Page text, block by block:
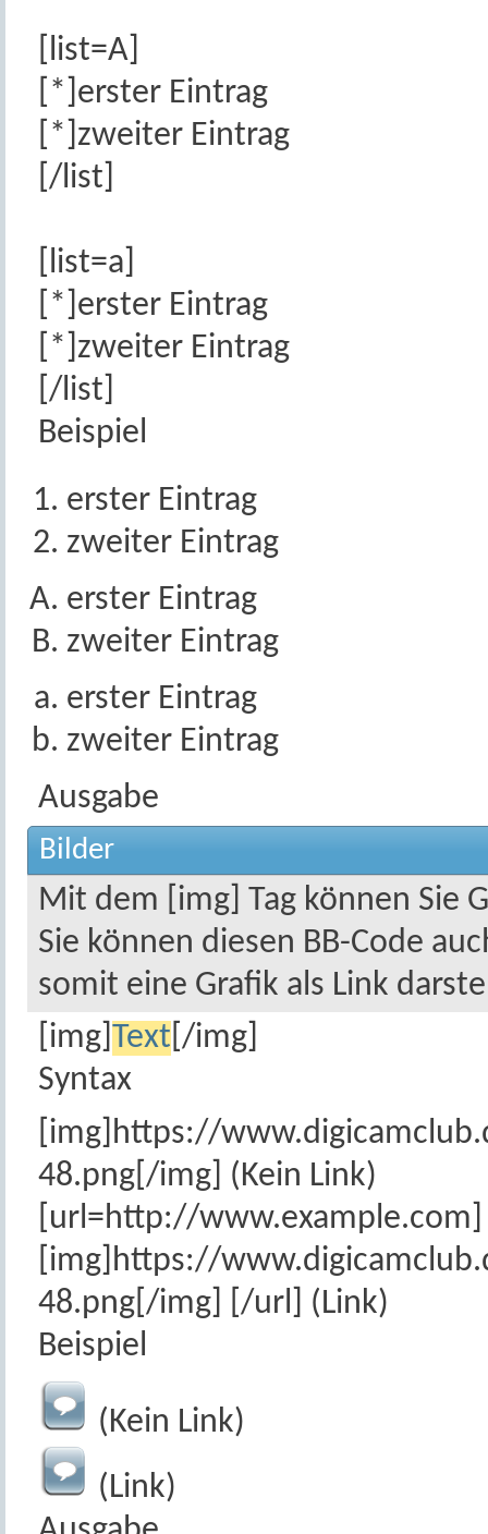
[list=A]
[*]erster Eintrag
[*]zweiter Eintrag
[/list]
[list=a]
[*]erster Eintrag
[*]zweiter Eintrag
[/list]
Beispiel
erster Eintrag
zweiter Eintrag
erster Eintrag
zweiter Eintrag
erster Eintrag
zweiter Eintrag
Ausgabe
Bilder
Mit dem [img] Tag können Sie
Sie können diesen BB-Code
somit eine Grafik als Link
[img] Text [/img]
Syntax
[img]https://
48.png[/img] (Kein Link)
[url=http://www.example.com]
[img]https://
48.png[/img] [/url] (Link)
Beispiel
(Kein Link)
(Link)